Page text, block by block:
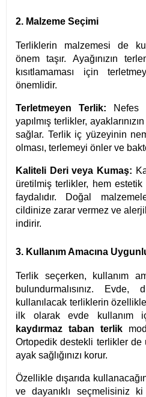
2. Malzeme Seçimi
Terliklerin malzemesi de
önem taşır. Ayağınızın
kısıtlamaması için
önemlidir.
Terletmeyen Terlik: Nefes
yapılmış terlikler,
sağlar. Terlik iç yüzeyinin
olması, terlemeyi önler ve
Kaliteli Deri veya Kumaş:
üretilmiş terlikler, hem estetik
faydalıdır. Doğal
cildinize zarar vermez ve
indirir.
3. Kullanım Amacına
Terlik seçerken, kullanım
bulundurmalısınız.
kullanılacak terliklerin
ilk olarak evde kullanım
kaydırmaz taban terlik
Ortopedik destekli terlikler de
ayak sağlığınızı korur.
Özellikle dışarıda
ve dayanıklı seçmelisiniz